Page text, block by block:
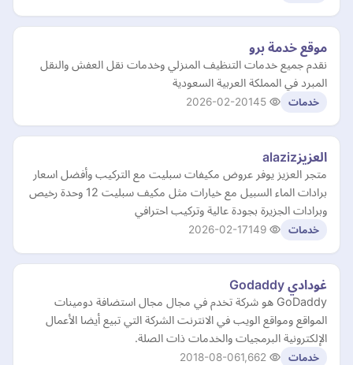
موقع خدمة برو
نقدم جميع خدمات التنظيف المنزلي وخدمات نقل العفش والنقل
المبرد في المملكة العربية السعودية
خدمات 2026-02-20
العزيزalaziz
متجر العزيز يوفر عروض مكيفات سبليت مع التركيب وأفضل اسعار
برادات الماء السبيل مع خيارات مثل مكيف سبليت 12 وحدة رخيص
وبرادات الجزيرة بجودة عالية وتركيب احترافي
خدمات 2026-02-17
غودادي Godaddy
GoDaddy هو شركة تخدم في مجال مجال استضافة دومينات
المواقع ومواقع الويب في الانترنت الشركة التي تبيع أيضا الأعمال
الإلكترونية البرمجيات والخدمات ذات الصلة.
خدمات 2018-08-06